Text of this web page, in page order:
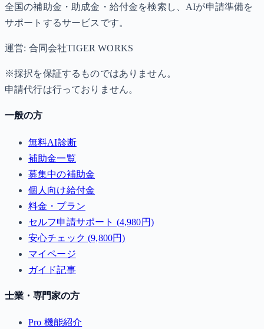
全国の補助金・助成金・給付金を検索し、AIが申請準備を
サポートするサービスです。
運営: 合同会社TIGER WORKS
※採択を保証するものではありません。
申請代行は行っておりません。
一般の方
無料AI診断
補助金一覧
募集中の補助金
個人向け給付金
料金・プラン
セルフ申請サポート (4,980円)
安心チェック (9,800円)
マイページ
ガイド記事
士業・専門家の方
Pro 機能紹介